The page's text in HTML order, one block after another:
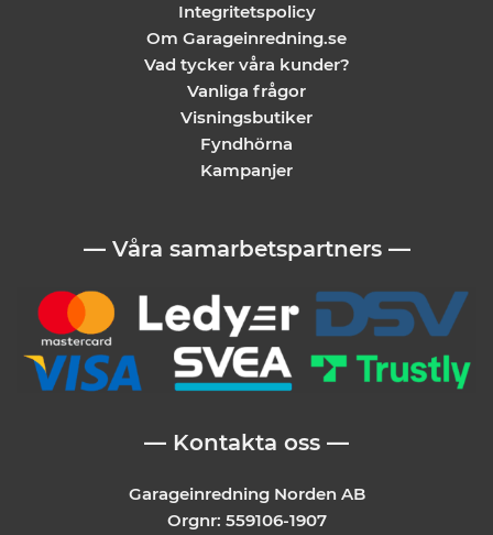
Integritetspolicy
Om Garageinredning.se
Vad tycker våra kunder?
Vanliga frågor
Visningsbutiker
Fyndhörna
Kampanjer
— Våra samarbetspartners —
— Kontakta oss —
Garageinredning Norden AB
Orgnr: 559106-1907